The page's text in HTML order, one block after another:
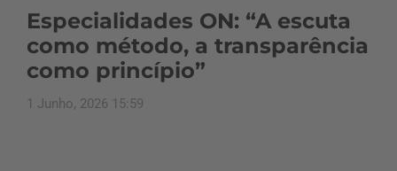
Especialidades ON: “A escuta
como método, a transparência
como princípio”
1 Junho, 2026 15:59